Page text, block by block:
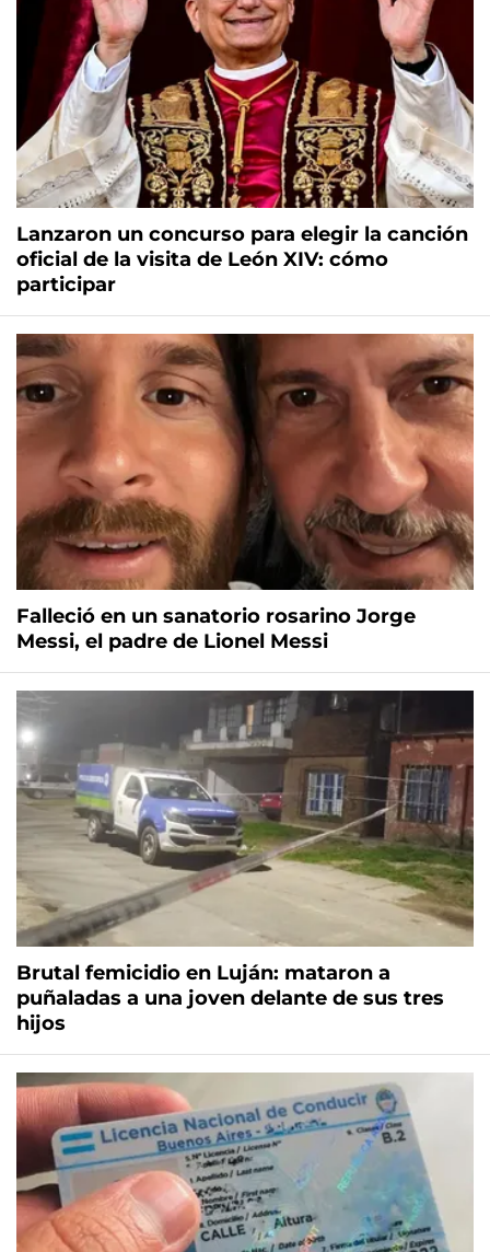
Lanzaron un concurso para elegir la canción
oficial de la visita de León XIV: cómo
participar
Falleció en un sanatorio rosarino Jorge
Messi, el padre de Lionel Messi
Brutal femicidio en Luján: mataron a
puñaladas a una joven delante de sus tres
hijos